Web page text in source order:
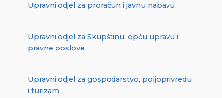
Upravni odjel za proračun i javnu nabavu
Upravni odjel za Skupštinu, opću upravu i
pravne poslove
Upravni odjel za gospodarstvo, poljoprivredu
i turizam